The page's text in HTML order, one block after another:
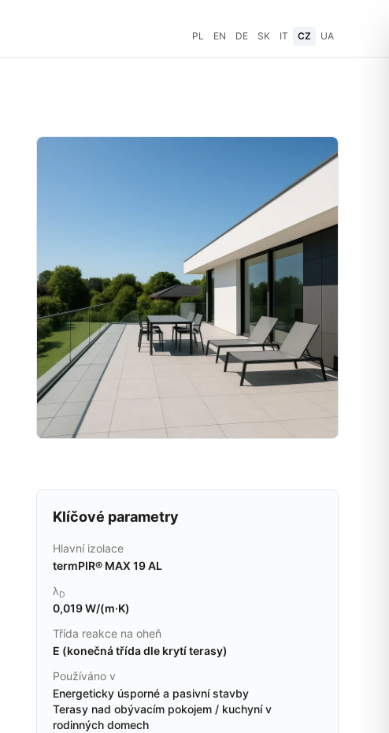
PL EN DE SK IT CZ UA
Klíčové parametry
Hlavní izolace
termPIR® MAX 19 AL
λD
0,019 W/(m·K)
Třída reakce na oheň
E (konečná třída dle krytí terasy)
Používáno v
Energeticky úsporné a pasivní stavby
Terasy nad obývacím pokojem / kuchyní v
rodinných domech